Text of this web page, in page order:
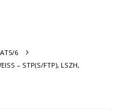
6
– STP(S/FTP), LSZH,